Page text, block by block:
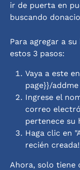
ir de puerta en
buscando
Para agregar a
estos 3 pasos:
Vaya a este
page}}/addme
Ingrese el
correo
pertenece su
Haga clic en
recién creada!
Ahora, solo tiene